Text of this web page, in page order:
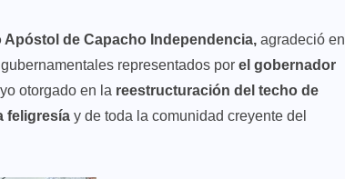
Apóstol de Capacho Independencia, agradeció en
representados por el gobernador
otorgado en la reestructuración del techo de
feligresía y de toda la comunidad creyente del